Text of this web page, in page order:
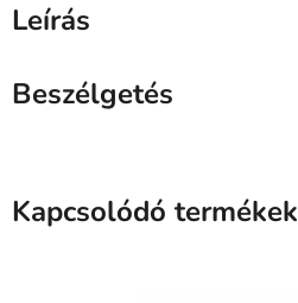
Leírás
Beszélgetés
Kapcsolódó termékek